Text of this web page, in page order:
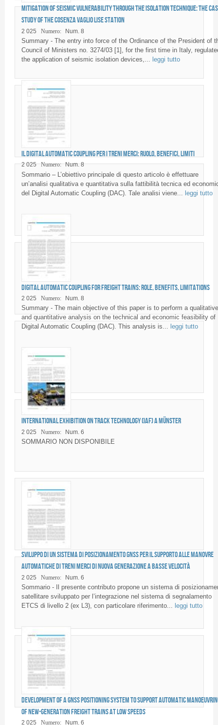
Mitigation of seismic vulnerability through the isolation technique: the
study of the Cosenza Vaglio Lise station
2 025 Numero: Num. 8
Summary - The entry into force of the Ordinance of the President of
Council of Ministers no. 3274/03 [1], for the first time in Italy,
the application of seismic isolation devices,...
leggi tutto
Il Digital Automatic Coupling per i treni merci: ruolo, benefici, limiti
2 025 Numero: Num. 8
Sommario – L’obiettivo principale di questo articolo è effettuare
un’analisi qualitativa e quantitativa sulla fattibilità tecnica ed
del Digital Automatic Coupling (DAC). Tale analisi viene... leggi tutto
Digital Automatic Coupling for freight trains: role, benefits, limitations
2 025 Numero: Num. 8
Summary - The main objective of this paper is to perform a qualitative
and quantitative analysis on the technical and economic feasibility of
Digital Automatic Coupling (DAC). This analysis is... leggi tutto
International Exhibition on Track Technology (IAF) a Münster
2 025 Numero: Num. 6
SOMMARIO NON DISPONIBILE
Sviluppo di un sistema di posizionamento GNSS per il supporto alle manovre
automatiche di treni merci di nuova generazione a basse velocità
2 025 Numero: Num. 6
Sommario - Il presente contributo propone un sistema di
satellitare sviluppato per l’integrazione nel sistema di segnalamento
ETCS di livello 2 (ex L3), con particolare riferimento...
leggi tutto
Development of a GNSS positioning system to support automatic
of new-generation freight trains at low speeds
2 025 Numero: Num. 6